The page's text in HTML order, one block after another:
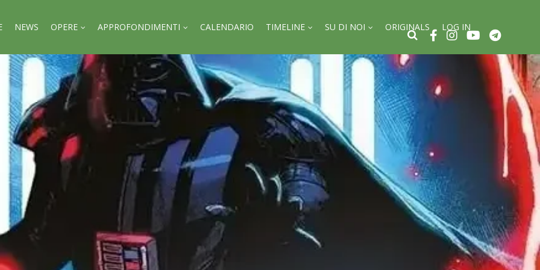
NEWS OPERE APPROFONDIMENTI CALENDARIO TIMELINE SU DI NOI ORIGINALS LOG IN